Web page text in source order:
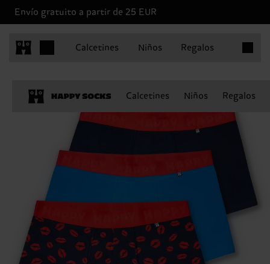
Envío gratuito a partir de 25 EUR
Calcetines Niños Regalos
Calcetines Niños Regalos